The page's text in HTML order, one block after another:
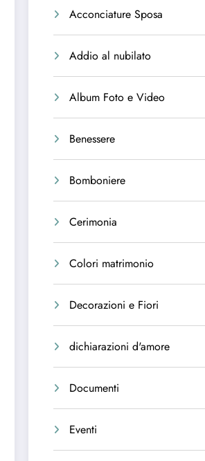
Acconciature Sposa
Addio al nubilato
Album Foto e Video
Benessere
Bomboniere
Cerimonia
Colori matrimonio
Decorazioni e Fiori
dichiarazioni d'amore
Documenti
Eventi